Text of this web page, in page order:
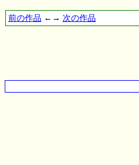
前の作品 ←→ 次の作品